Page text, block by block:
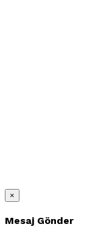
×
Mesaj Gönder